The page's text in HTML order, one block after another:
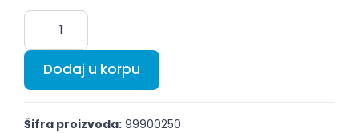
Dodaj u korpu
Šifra proizvoda: 99900250